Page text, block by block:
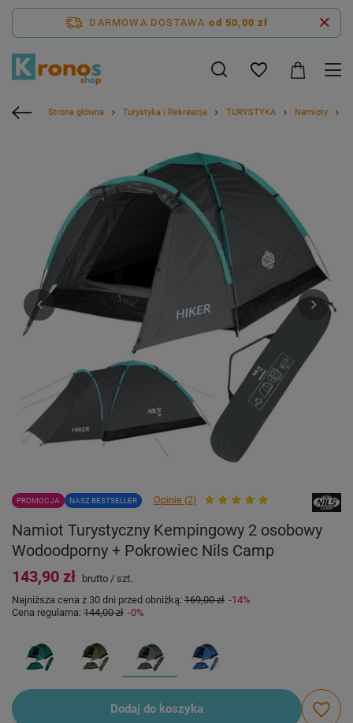
DARMOWA DOSTAWA od 50,00 zł
Strona główna Turystyka i Rekreacja TURYSTYKA Namioty
PROMOCJA NASZ BESTSELLER Opinie (2)
Namiot Turystyczny Kempingowy 2 osobowy
Wodoodporny + Pokrowiec Nils Camp
143,90 zł
brutto / szt.
Najniższa cena z 30 dni przed obniżką: 169,00 zł -14%
Cena regularna: 144,00 zł -0%
Dodaj do koszyka